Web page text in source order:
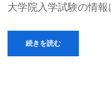
大学院入学試験の情
続きを読む